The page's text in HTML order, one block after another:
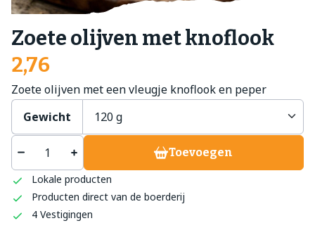
Zoete olijven met knoflook
2,76
Zoete olijven met een vleugje knoflook en peper
Gewicht
Toevoegen
Lokale producten
Producten direct van de boerderij
4 Vestigingen